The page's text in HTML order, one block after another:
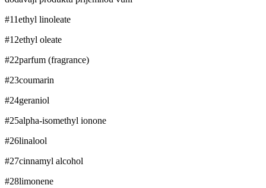
#11ethyl linoleate
#12ethyl oleate
#22parfum (fragrance)
#23coumarin
#24geraniol
#25alpha-isomethyl ionone
#26linalool
#27cinnamyl alcohol
#28limonene